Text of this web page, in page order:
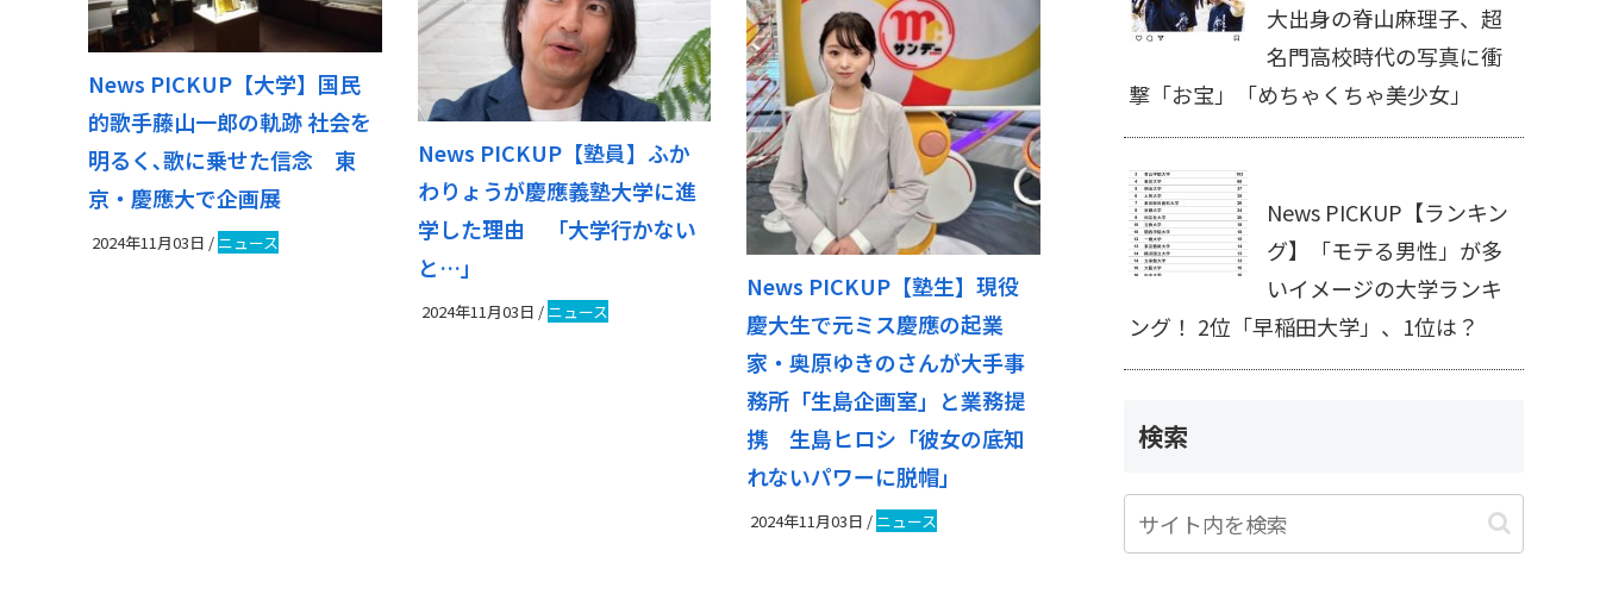
News PICKUP【大学】国民
的歌手藤山一郎の軌跡 社会を
明るく､歌に乗せた信念 東
京・慶應大で企画展
2024年11月03日 / ニュース
News PICKUP【塾員】ふか
わりょうが慶應義塾大学に進
学した理由 「大学行かない
と…」
2024年11月03日 / ニュース
News PICKUP【塾生】現役
慶大生で元ミス慶應の起業
家・奥原ゆきのさんが大手事
務所「生島企画室」と業務提
携 生島ヒロシ「彼女の底知
れないパワーに脱帽」
2024年11月03日 / ニュース
大出身の脊山麻理子、超
名門高校時代の写真に衝
撃「お宝」「めちゃくちゃ美少女」
News PICKUP【ランキン
グ】「モテる男性」が多
いイメージの大学ランキ
ング！ 2位「早稲田大学」、1位は？
検索